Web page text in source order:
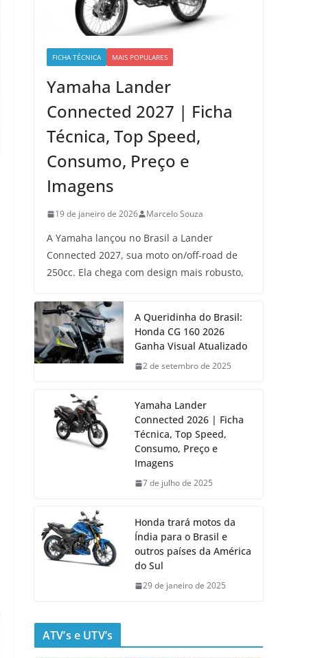
FICHA TÉCNICA MAIS POPULARES
Yamaha Lander
Connected 2027 | Ficha
Técnica, Top Speed,
Consumo, Preço e
Imagens
19 de janeiro de 2026 Marcelo Souza
A Yamaha lançou no Brasil a Lander
Connected 2027, sua moto on/off-road de
250cc. Ela chega com design mais robusto,
A Queridinha do Brasil:
Honda CG 160 2026
Ganha Visual Atualizado
2 de setembro de 2025
Yamaha Lander
Connected 2026 | Ficha
Técnica, Top Speed,
Consumo, Preço e
Imagens
7 de julho de 2025
Honda trará motos da
Índia para o Brasil e
outros países da América
do Sul
29 de janeiro de 2025
ATV’s e UTV’s